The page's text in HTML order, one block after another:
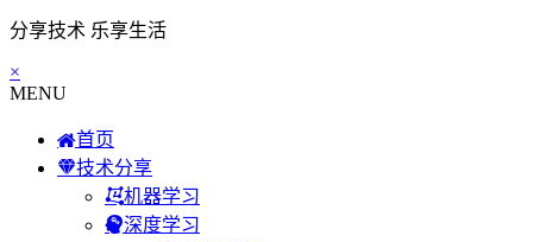
分享技术 乐享生活
×
MENU
首页
技术分享
机器学习
深度学习